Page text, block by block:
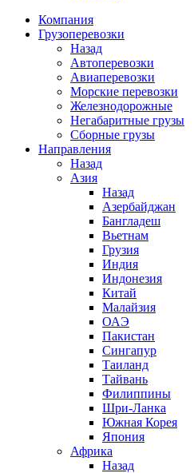
Компания
Грузоперевозки
Назад
Автоперевозки
Авиаперевозки
Морские перевозки
Железнодорожные
Негабаритные грузы
Сборные грузы
Направления
Назад
Азия
Назад
Азербайджан
Бангладеш
Вьетнам
Грузия
Индия
Индонезия
Китай
Малайзия
ОАЭ
Пакистан
Сингапур
Таиланд
Тайвань
Филиппины
Шри-Ланка
Южная Корея
Япония
Африка
Назад